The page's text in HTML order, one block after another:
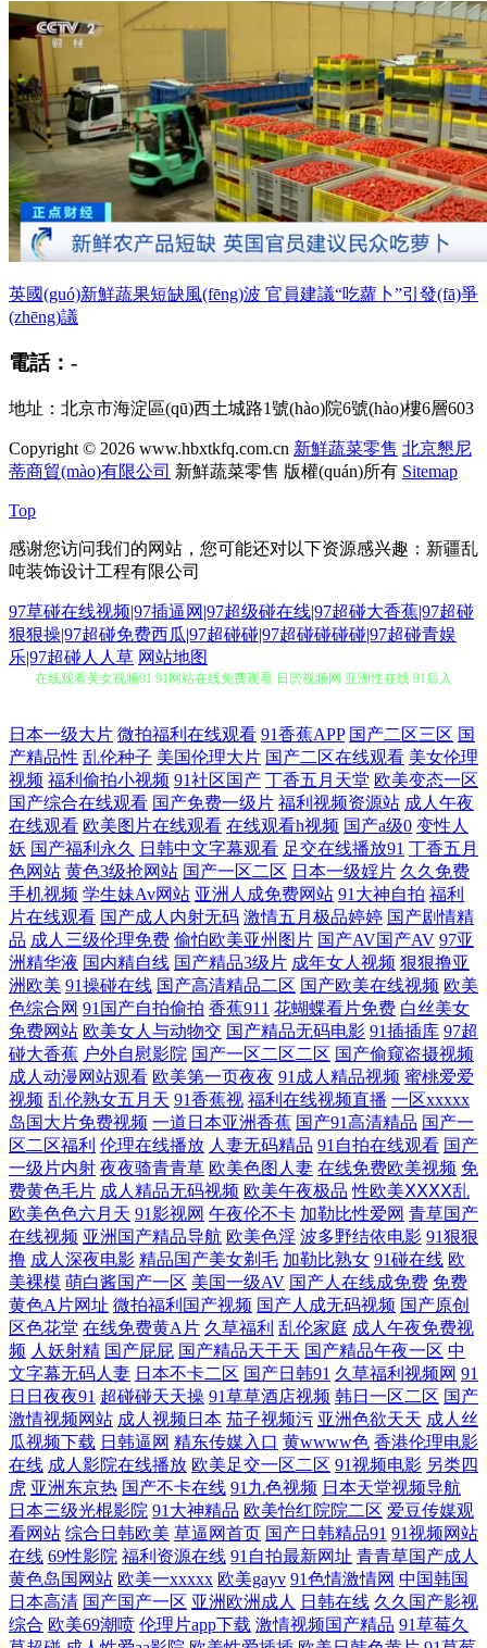
英國(guó)新鮮蔬果短缺風(fēng)波 官員建議“吃蘿卜”引發(fā)爭
(zhēng)議
電話：-
地址：北京市海淀區(qū)西土城路1號(hào)院6號(hào)樓6層603
Copyright © 2026 www.hbxtkfq.com.cn 新鮮蔬菜零售 北京懇尼
蒂商貿(mào)有限公司 新鮮蔬菜零售 版權(quán)所有 Sitemap
Top
感谢您访问我们的网站，您可能还对以下资源感兴趣：新疆乱
吨装饰设计工程有限公司
97草碰在线视频|97插逼网|97超级碰在线|97超碰大香蕉|97超碰
狠狠操|97超碰免费西瓜|97超碰碰|97超碰碰碰碰|97超碰青娱
乐|97超碰人人草 网站地图
在线观看美女视频91 91网站在线免费观看 日屄视频网 亚洲性在线 91后入
妻有码中出 91秀秀 操欧美老女人 福利社视频 蜜桃臀传媒 日韩精品伦理
伊人久荜中文字幕 国产精品熟女一区 日韩妞妞黄色网 微拍福利伦理 91cn
男 91福利免费 91人人操操 91探花视频在线更新 久久蜜桃网 色91蝌蚪视频
伊人久久香焦网 91导航视频 91欧美性片 91网站推荐在线看 传媒AV影视
精品午夜 欧美成人久久之 色综合18p 亚洲第十一页无码AV 91大神啪视频
91视频97 97资源美女总站 豆花A黑料导航 国产另类成人免费专区 久热草
无码 日本激情蜜桃网站 婷婷久久一区 亚洲拍拍拍 91青青草视频 91网址免
费观看视频 肏屄国内 东京热人与兽一线天 精品成人中出国产 日韩精品
123社区 影音先锋女人av鲁 91人妻人人干 91中文在线观看99 成人网在线
网 激情福利AV 蜜桃成人网站 四虎成人欧美日韩 欧美色图在线视频91 伊
人网在线婷婷 91精品传媒 99资源站在线观看 国产一区二区三区成人 老湿
青青草 青青草一起艹 四虎影库AV 亚洲天堂虎六六六 91夫妻大香蕉 91茄
子桃子 成人蜜桃网站 韩美一级片视频 欧美灌肠扩荫调教 色图肏肏肏 香蕉
伊人亚洲 91绯色视频系列 91视频露脸 国产国际精品成人 九一原创 欧美一
区二区操逼 少妇1干入111P 久热久精品 91操碰超碰久久 91视频草草 97狠
狠 久久七七9 91永久免费看 国产欧美综合系列在线 欧美日韩久久网 伪娘
69一区二区 51吃瓜网乱子伦精品 91撸免费下载 97瑟瑟男 大香蕉青青久久
日本一级大片 微拍福利在线观看 91香蕉APP 国产二区三区 国
产精品性 乱伦种子 美国伦理大片 国产二区在线观看 美女伦理
视频 福利偷拍小视频 91社区国产 丁香五月天堂 欧美变态一区
国产综合在线观看 国产免费一级片 福利视频资源站 成人午夜
在线观看 欧美图片在线观看 在线观看h视频 国产a级0 变性人
妖 国产福利永久 日韩中文字幕观看 足交在线播放91 丁香五月
色网站 黄色3级抢网站 国产一区二区 日本一级婬片 久久免费
手机视频 学生妹Av网站 亚洲人成免费网站 91大神自拍 福利
片在线观看 国产成人内射无码 激情五月极品婷婷 国产剧情精
品 成人三级伦理免费 偷怕欧美亚州图片 国产AV国产AV 97亚
洲精华液 国内精自线 国产精品3级片 成年女人视频 狠狠撸亚
洲欧美 91操碰在线 国产高清精品二区 国产欧美在线视频 欧美
色综合网 91国产自拍偷拍 香蕉911 花蝴蝶看片免费 白丝美女
免费网站 欧美女人与动物交 国产精品无码电影 91插插库 97超
碰大香蕉 户外自慰影院 国产一区二区二区 国产偷窥盗摄视频
成人动漫网站观看 欧美第一页夜夜 91成人精品视频 蜜桃爱爱
视频 乱伦熟女五月天 91香蕉视 福利在线视频直播 一区xxxxx
岛国大片免费视频 一道日本亚洲香蕉 国产91高清精品 国产一
区二区福利 伦理在线播放 人妻无码精品 91自拍在线观看 国产
一级片内射 夜夜骑青青草 欧美色图人妻 在线免费欧美视频 免
费黄色毛片 成人精品无码视频 欧美午夜极品 性欧美ⅩⅩⅩⅩ乱
欧美色色六月天 91影视网 午夜伦不卡 加勒比性爱网 青草国产
在线视频 亚洲国产精品导航 欧美色淫 波多野结依电影 91狠狠
撸 成人深夜电影 精品国产美女剃毛 加勒比熟女 91碰在线 欧
美裸模 萌白酱国产一区 美国一级AV 国产人在线成免费 免费
黄色A片网址 微拍福利国产视频 国产人成无码视频 国产原创
区色花堂 在线免费黄A片 久草福利 乱伦家庭 成人午夜免费视
频 人妖射精 国产屁屁 国产精品天干天 国产精品午夜一区 中
文字幕无码人妻 日本不卡二区 国产日韩91 久草福利视频网 91
日日夜夜91 超碰碰天天操 91草草酒店视频 韩日一区二区 国产
激情视频网站 成人视频日本 茄子视频污 亚洲色欲天天 成人丝
瓜视频下载 日韩逼网 精东传媒入口 黄wwww色 香港伦理电影
在线 成人影院在线播放 欧美足交一区二区 91视频电影 另类四
虎 亚洲东京热 国产不卡在线 91九色视频 日本天堂视频导航
日本三级光棍影院 91大神精品 欧美怡红院院二区 爱豆传媒观
看网站 综合日韩欧美 草逼网首页 国产日韩精品91 91视频网站
在线 69性影院 福利资源在线 91自拍最新网址 青青草国产成人
黄色岛国网站 欧美一xxxxx 欧美gayv 91色情激情网 中国韩国
日本高清 国产国产一区 亚洲欧洲成人 日韩在线 久久国产影视
综合 欧美69潮喷 伦理片app下载 激情视频国产精品 91草莓久